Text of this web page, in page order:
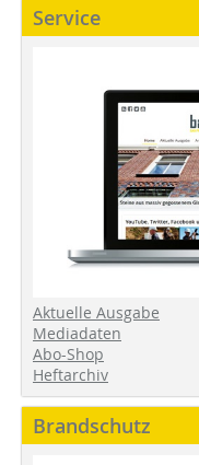
Service
Aktuelle Ausgabe
Mediadaten
Abo-Shop
Heftarchiv
Brandschutz